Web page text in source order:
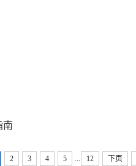
南
2 3 4 5 ... 12 下页